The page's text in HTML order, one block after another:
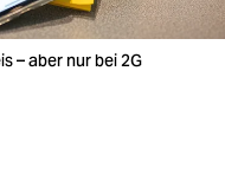
– aber nur bei 2G